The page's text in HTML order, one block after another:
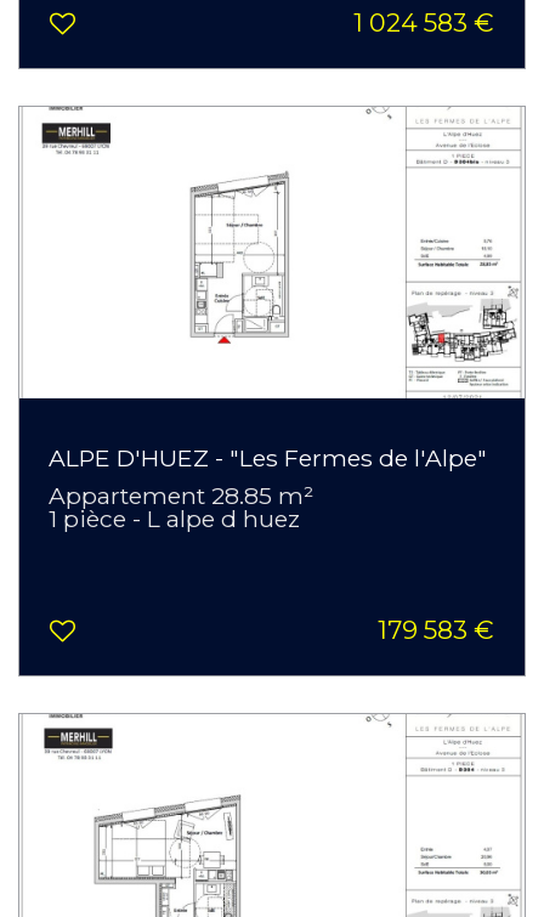
1 024 583 €
ALPE D'HUEZ - "Les Fermes de l'Alpe"
Appartement 28.85 m²
1 pièce - L alpe d huez
179 583 €